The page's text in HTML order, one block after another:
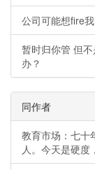
公司可能想fire
暂时归你管 但
办？
同作者
教育市场：七十
人。今天是硬度